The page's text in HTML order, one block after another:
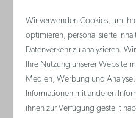
Stellen Gokarts und
Mehr
Wir verwenden Cookies, um
optimieren, personalisierte
Datenverkehr zu analysieren.
Ihre Nutzung unserer Website
Medien, Werbung und
Informationen mit anderen
ihnen zur Verfügung gestellt